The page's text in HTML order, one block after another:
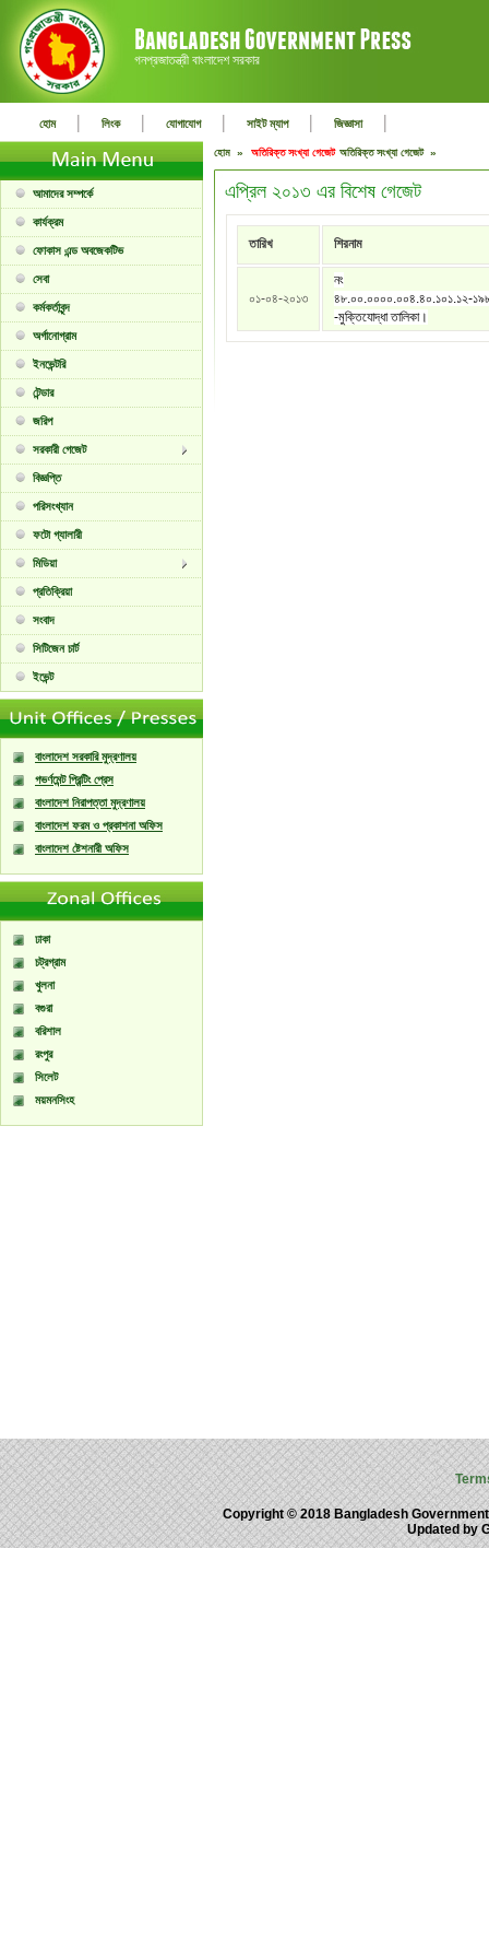
গনপ্রজাতন্ত্রী বাংলাদেশ সরকার
হোম | লিংক | যোগাযোগ | সাইট ম্যাপ | জিজ্ঞাসা |
আমাদের সম্পর্কে
কার্যক্রম
ফোকাস এন্ড অবজেকটিভ
সেবা
কর্মকর্তাবৃন্দ
অর্গানোগ্রাম
ইনভেন্টরি
টেন্ডার
জরিপ
সরকারী গেজেট
বিজ্ঞপ্তি
পরিসংখ্যান
ফটো গ্যালারী
মিডিয়া
প্রতিক্রিয়া
সংবাদ
সিটিজেন চার্ট
ইভেন্ট
বাংলাদেশ সরকারি মুদ্রণালয়
গভর্ণমেন্ট প্রিন্টিং প্রেস
বাংলাদেশ নিরাপত্তা মুদ্রণালয়
বাংলাদেশ ফরম ও প্রকাশনা অফিস
বাংলাদেশ ষ্টেশনারী অফিস
ঢাকা
চট্রগ্রাম
খুলনা
বগুরা
বরিশাল
রংপুর
সিলেট
ময়মনসিংহ
হোম » অতিরিক্ত সংখ্যা গেজেট অতিরিক্ত সংখ্যা গেজেট »
এপ্রিল ২০১৩ এর বিশেষ গেজেট
তারিখ শিরনাম
০১-০৪-২০১৩
নং
৪৮.০০.০০০০.০০৪.৪০.১০১.১২-
-মুক্তিযোদ্ধা তালিকা।
Copyright © 2018 Bangladesh
Updated by